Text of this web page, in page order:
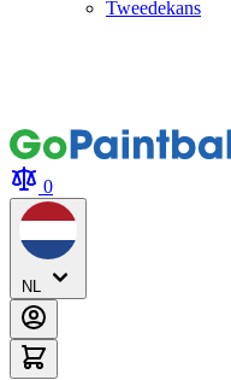
Tweedekans
0
NL